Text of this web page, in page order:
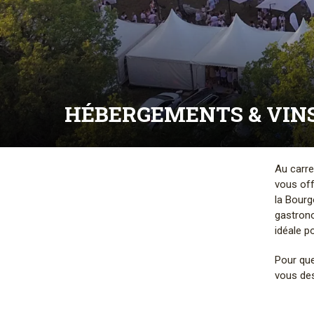
HÉBERGEMENTS &
Au
vous
la
idéale
Pour
vous